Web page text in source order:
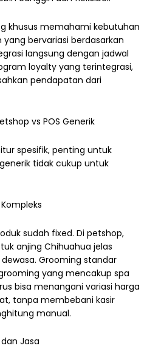
khusus memahami kebutuhan
yang bervariasi berdasarkan
langsung dengan jadwal
loyalty yang terintegrasi,
pendapatan dari
vs POS Generik
spesifik, penting untuk
tidak cukup untuk
sudah fixed. Di petshop,
anjing Chihuahua jelas
Grooming standar
yang mencakup spa
bisa menangani variasi harga
tanpa membebani kasir
manual.
Jasa